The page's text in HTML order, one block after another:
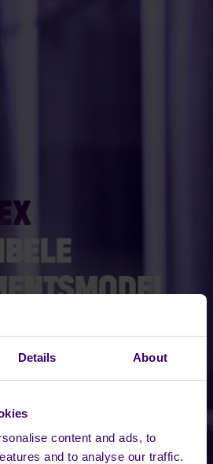
Details About
content and ads, to
and to analyse our traffic.